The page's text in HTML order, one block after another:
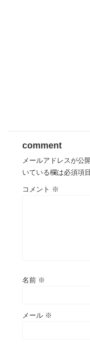
comment
メールアドレスが公
いている欄は必須項
コメント ※
名前 ※
メール ※